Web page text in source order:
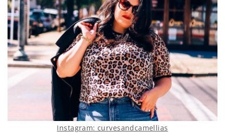
Instagram: curvesandcamellias